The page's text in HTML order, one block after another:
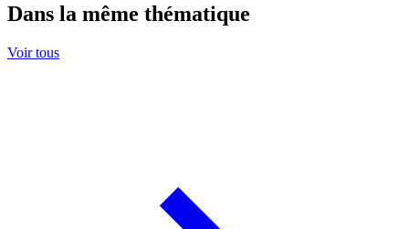
Dans la même thématique
Voir tous